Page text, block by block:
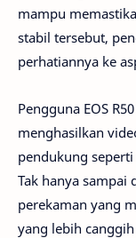
mampu
stabil tersebut,
perhatiannya ke
Pengguna EOS
menghasilkan
pendukung
Tak hanya sampai
perekaman yang
yang lebih